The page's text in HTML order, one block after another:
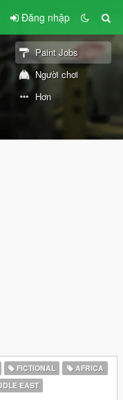
Đăng nhập
Paint Jobs
Người chơi
Hơn
FICTIONAL
AFRICA
EAST